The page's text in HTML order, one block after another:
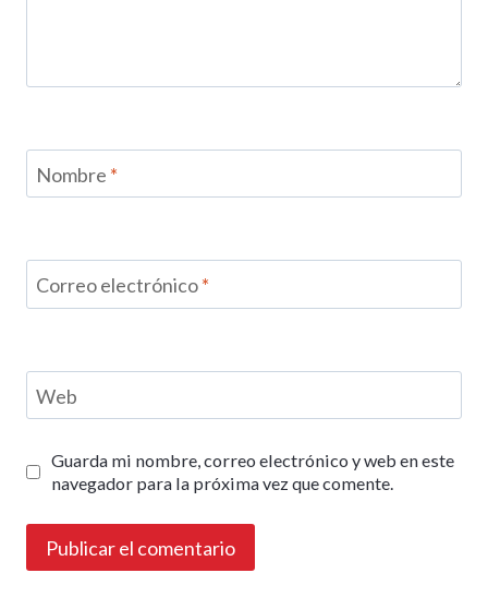
Nombre *
Correo electrónico*
Web
Guarda mi nombre, correo electrónico y web en este
navegador para la próxima vez que comente.